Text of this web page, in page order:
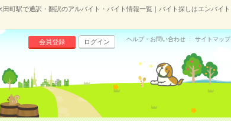
田町駅で通訳・翻訳のアルバイト・バイト情報一覧｜バイト探しはエンバイト
会員登録 ログイン ヘルプ・お問い合わせ サイトマップ